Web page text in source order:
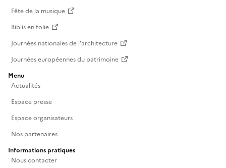
Fête de la musique
Biblis en folie
Journées nationales de l'architecture
Journées européennes du patrimoine
Menu
Actualités
Espace presse
Espace organisateurs
Nos partenaires
Informations pratiques
Nous contacter